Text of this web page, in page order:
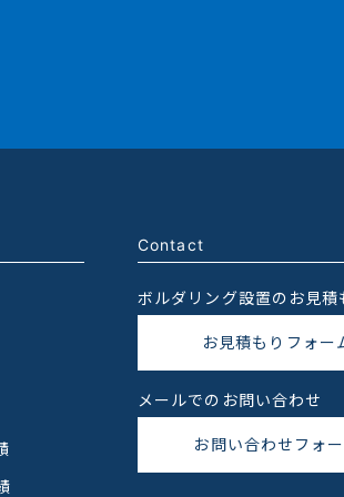
Contact
ボルダリング設置のお見積
お見積もりフォー
メールでのお問い合わせ
お問い合わせフォ